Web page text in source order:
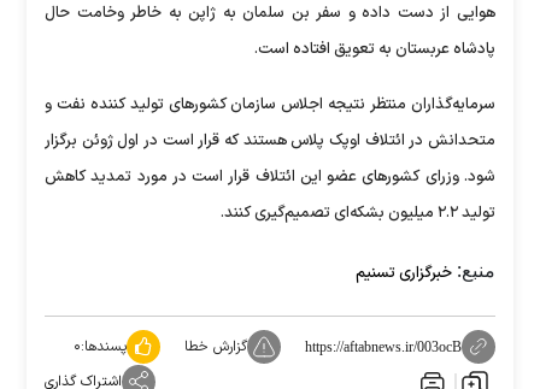
هوایی از دست داده و سفر بن سلمان به ژاپن به خاطر وخامت حال
پادشاه عربستان به تعویق افتاده است.
سرمایه‌گذاران منتظر نتیجه اجلاس سازمان کشور‌های تولید کننده نفت و
متحدانش در ائتلاف اوپک پلاس هستند که قرار است در اول ژوئن برگزار
شود. وزرای کشور‌های عضو این ائتلاف قرار است در مورد تمدید کاهش
تولید ۲.۲ میلیون بشکه‌ای تصمیم‌گیری کنند.
منبع: خبرگزاری تسنیم
https://aftabnews.ir/003ocB گزارش خطا پسندها:۰
اشتراک گذاری